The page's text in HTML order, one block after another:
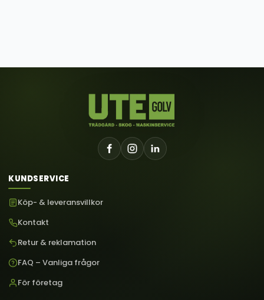
KUNDSERVICE
Köp- & leveransvillkor
Kontakt
Retur & reklamation
FAQ – Vanliga frågor
För företag